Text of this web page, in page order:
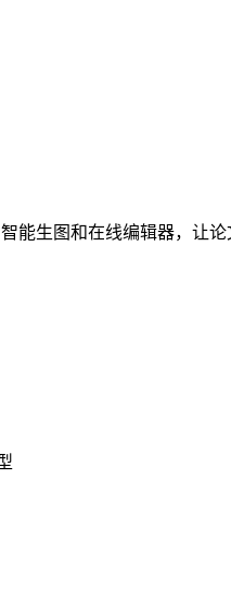
能生图和在线编辑器，让论